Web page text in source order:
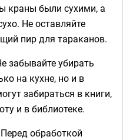
краны были сухими, а
Не оставляйте
пир для тараканов.
забывайте убирать
на кухне, но и в
забираться в книги,
и в библиотеке.
обработкой